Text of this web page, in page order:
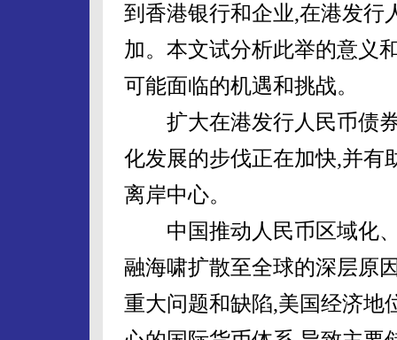
到香港银行和企业,在港发行
加。本文试分析此举的意义
可能面临的机遇和挑战。
扩大在港发行人民币债券
化发展的步伐正在加快,并有
离岸中心。
中国推动人民币区域化、
融海啸扩散至全球的深层原
重大问题和缺陷,美国经济地